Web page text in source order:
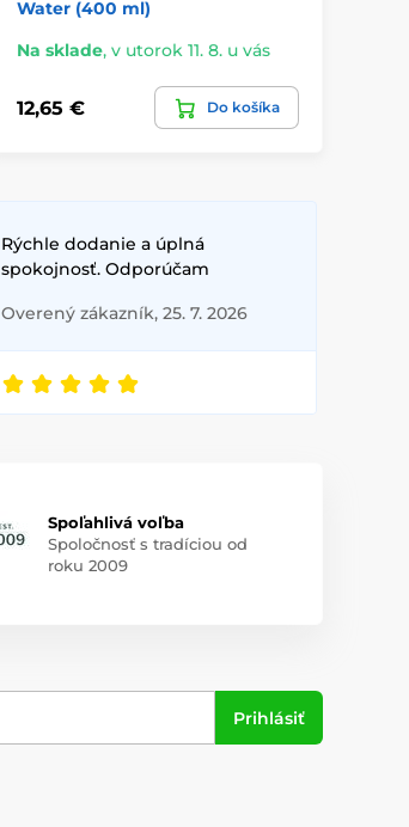
Water (400 ml)
Na sklade, v utorok 11. 8. u vás
12,65 € Do košíka
Rýchle dodanie a úplná
spokojnosť. Odporúčam
Overený zákazník, 25. 7. 2026
Spoľahlivá voľba
Spoločnosť s tradíciou od
roku 2009
Prihlásiť